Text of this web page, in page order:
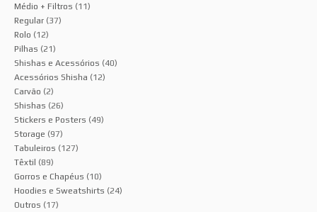
Médio + Filtros (11)
Regular (37)
Rolo (12)
Pilhas (21)
Shishas e Acessórios (40)
Acessórios Shisha (12)
Carvão (2)
Shishas (26)
Stickers e Posters (49)
Storage (97)
Tabuleiros (127)
Têxtil (89)
Gorros e Chapéus (10)
Hoodies e Sweatshirts (24)
Outros (17)